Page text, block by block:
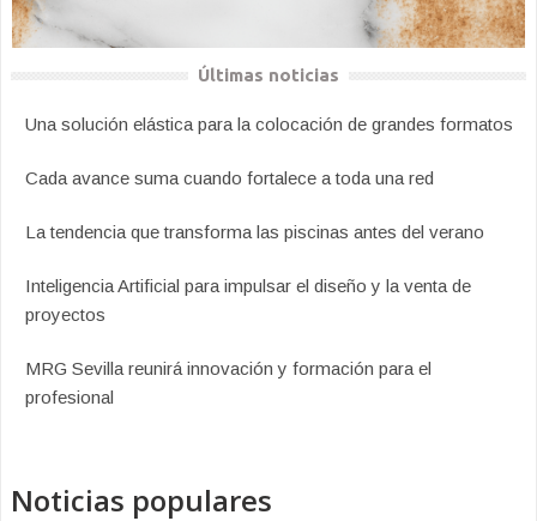
Últimas noticias
Una solución elástica para la colocación de grandes formatos
Cada avance suma cuando fortalece a toda una red
La tendencia que transforma las piscinas antes del verano
Inteligencia Artificial para impulsar el diseño y la venta de
proyectos
MRG Sevilla reunirá innovación y formación para el
profesional
Noticias populares